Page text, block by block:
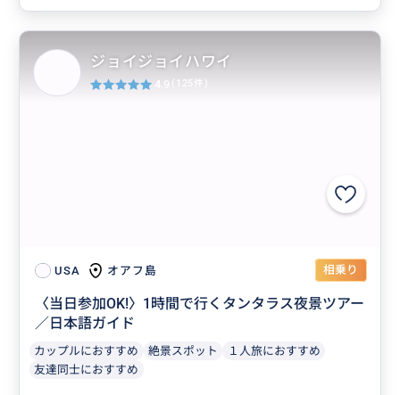
USA オアフ島 相乗り
〈当日参加OK!〉1時間で行くタンタラス夜景ツアー
／日本語ガイド
カップルにおすすめ 絶景スポット
１人旅におすすめ
友達同士におすすめ
ジョイジョイハワイ
4.9 (125件)